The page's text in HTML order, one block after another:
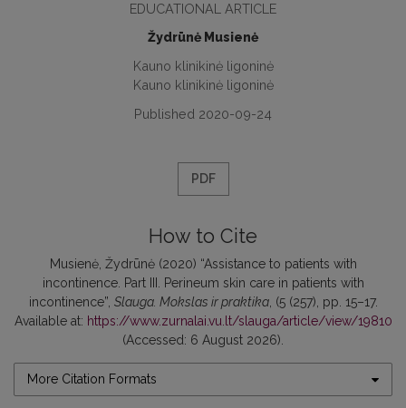
EDUCATIONAL ARTICLE
Žydrūnė Musienė
Kauno klinikinė ligoninė
Kauno klinikinė ligoninė
Published 2020-09-24
PDF
How to Cite
Musienė, Žydrūnė (2020) “Assistance to patients with
incontinence. Part III. Perineum skin care in patients with
incontinence”, Slauga. Mokslas ir praktika, (5 (257), pp. 15–17.
Available at: https://www.zurnalai.vu.lt/slauga/article/view/19810
(Accessed: 6 August 2026).
More Citation Formats